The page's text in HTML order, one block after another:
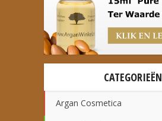
CATEGORIEËN
Argan Cosmetica